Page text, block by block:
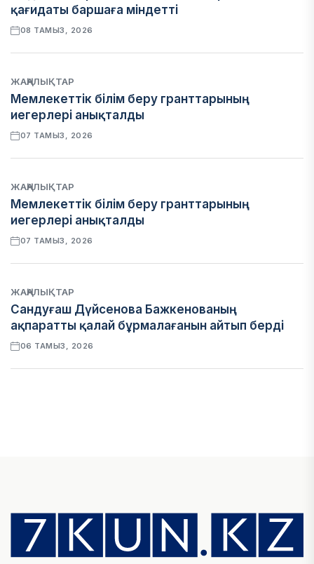
қағидаты баршаға міндетті
08 ТАМЫЗ, 2026
ЖАҢАЛЫҚТАР
Мемлекеттік білім беру гранттарының
иегерлері анықталды
07 ТАМЫЗ, 2026
ЖАҢАЛЫҚТАР
Мемлекеттік білім беру гранттарының
иегерлері анықталды
07 ТАМЫЗ, 2026
ЖАҢАЛЫҚТАР
Сандуғаш Дүйсенова Бажкенованың
ақпаратты қалай бұрмалағанын айтып берді
06 ТАМЫЗ, 2026
Алматы қалалық МКД мүлікті сатудан
алынатын салық туралы сұрақтарға жауап
берді